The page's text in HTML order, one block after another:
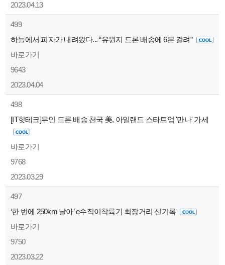
2023.04.13
499
하늘에서 피자가 내려왔다... “유원지 드론 배송에 6분 걸려”
바로가기
9643
2023.04.04
498
[IT핫테크]무인 드론 배송 천국 美, 아일랜드 스타트업 '만나' 가세
바로가기
9768
2023.03.29
497
‘한 번에 250km 날아’ e수직이착륙기 최장거리 신기록
바로가기
9750
2023.03.22